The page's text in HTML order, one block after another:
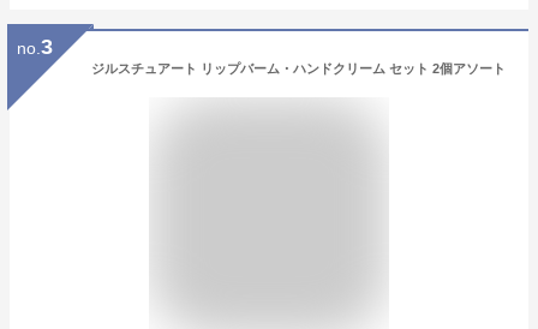
no. 3
ジルスチュアート リップバーム・ハンドクリーム セット 2個アソート